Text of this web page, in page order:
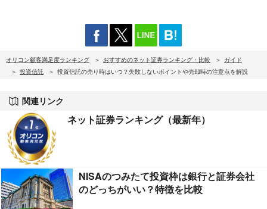
オリコン顧客満足度ランキング おすすめのネット証券ランキング・比較
ガイド
投資信託
投資信託の売り時はいつ？失敗しないポイントや売却時の注意点を解説
関連リンク
ネット証券ランキング（最新年）
NISAのつみたて投資枠は銀行と証券会社
のどっちがいい？特徴を比較